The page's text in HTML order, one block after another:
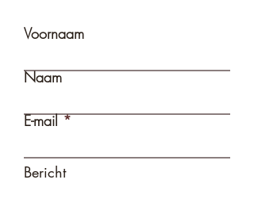
Voornaam
Naam
E-mail
Bericht